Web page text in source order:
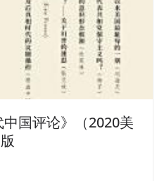
国评论》（2020美